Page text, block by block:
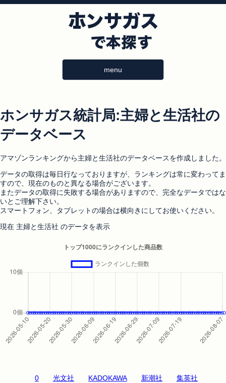
menu
ホンサガス統計局:主婦と生活社の
データベース
アマゾンランキングから主婦と生活社のデータベースを作成しました。
データの取得は毎日行なっておりますが、ランキングは常に変わってま
すので、現在のものと異なる場合がございます。
またデータの取得に失敗する場合がありますので、完全なデータではな
いとご理解下さい。
スマートフォン、タブレットの場合は横向きにしてお使いください。
現在 主婦と生活社 のデータを表示
0 光文社 KADOKAWA 新潮社 集英社